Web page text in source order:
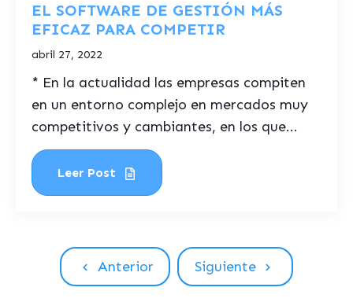
EL SOFTWARE DE GESTIÓN MÁS
EFICAZ PARA COMPETIR
abril 27, 2022
* En la actualidad las empresas compiten
en un entorno complejo en mercados muy
competitivos y cambiantes, en los que...
Leer Post
Anterior Siguiente